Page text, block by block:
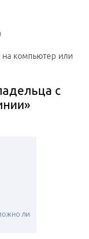
на компьютер или
с
ли